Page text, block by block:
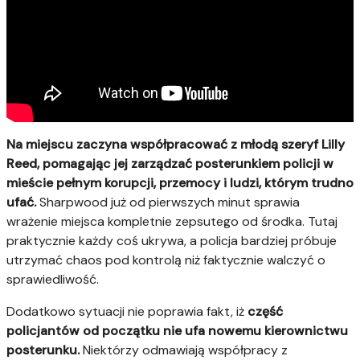
Na miejscu zaczyna współpracować z młodą szeryf Lilly
Reed, pomagając jej zarządzać posterunkiem policji w
mieście pełnym korupcji, przemocy i ludzi, którym trudno
ufać.Sharpwood już od pierwszych minut sprawia
wrażenie miejsca kompletnie zepsutego od środka. Tutaj
praktycznie każdy coś ukrywa, a policja bardziej próbuje
utrzymać chaos pod kontrolą niż faktycznie walczyć o
sprawiedliwość.
Dodatkowo sytuacji nie poprawia fakt, iż część
policjantów od początku nie ufa nowemu kierownictwu
posterunku.Niektórzy odmawiają współpracy z